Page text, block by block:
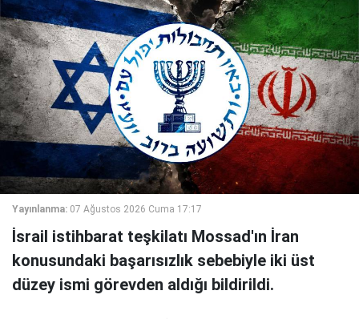
Yayınlanma: 07 Ağustos 2026 Cuma 17:17
İsrail istihbarat teşkilatı Mossad'ın İran
konusundaki başarısızlık sebebiyle iki üst
düzey ismi görevden aldığı bildirildi.